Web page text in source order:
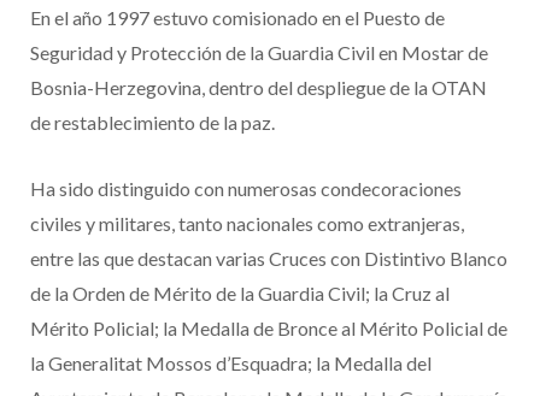
En el año 1997 estuvo comisionado en el Puesto de
Seguridad y Protección de la Guardia Civil en Mostar de
Bosnia-Herzegovina, dentro del despliegue de la OTAN
de restablecimiento de la paz.
Ha sido distinguido con numerosas condecoraciones
civiles y militares, tanto nacionales como extranjeras,
entre las que destacan varias Cruces con Distintivo Blanco
de la Orden de Mérito de la Guardia Civil; la Cruz al
Mérito Policial; la Medalla de Bronce al Mérito Policial de
la Generalitat Mossos d’Esquadra; la Medalla del